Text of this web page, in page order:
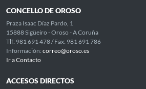
CONCELLO DE OROSO
Praza Isaac Díaz Pardo, 1
15888 Sigüeiro - Oroso - A Coruña
Tlf: 981 691 478 / Fax: 981 691 786
Información: correo@oroso.es
Ir a Contacto
ACCESOS DIRECTOS